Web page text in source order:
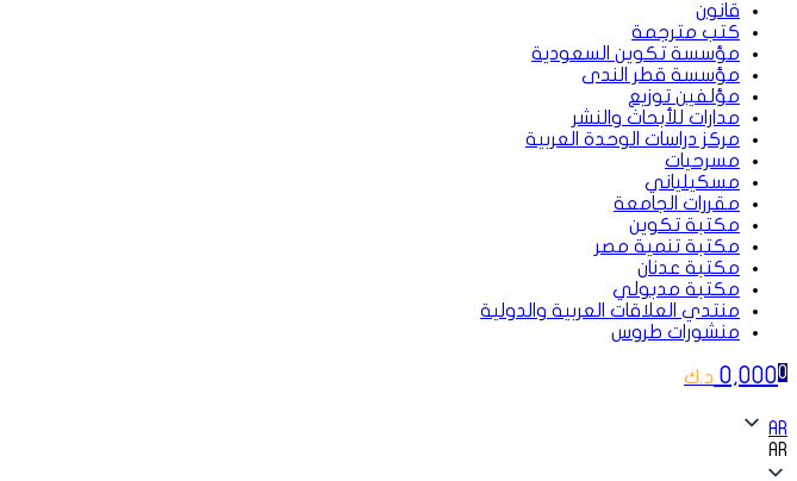
قانون
كتب مترجمة
مؤسسة تكوين السعودية
مؤسسة قطر الندى
مؤلفين توزيع
مدارات للأبحاث والنشر
مركز دراسات الوحدة العربية
مسرحيات
مسكيلياني
مقررات الجامعة
مكتبة تكوين
مكتبة تنمية مصر
مكتبة عدنان
مكتبة مدبولي
منتدي العلاقات العربية والدولية
منشورات طروس
0
0,000 د.ك
AR
AR